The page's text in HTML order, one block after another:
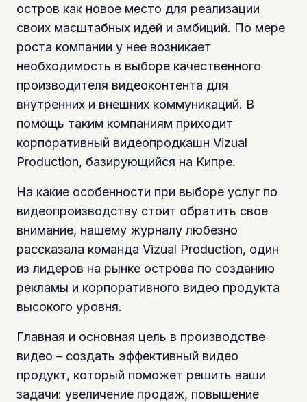
остров как новое место для реализации
своих масштабных идей и амбиций. По мере
роста компании у нее возникает
необходимость в выборе качественного
производителя видеоконтента для
внутренних и внешних коммуникаций. В
помощь таким компаниям приходит
корпоративный видеопродкашн Vizual
Production, базирующийся на Кипре.
На какие особенности при выборе услуг по
видеопроизводству стоит обратить свое
внимание, нашему журналу любезно
рассказала команда Vizual Production, один
из лидеров на рынке острова по созданию
рекламы и корпоративного видео продукта
высокого уровня.
Главная и основная цель в производстве
видео – создать эффективный видео
продукт, который поможет решить ваши
задачи: увеличение продаж, повышение